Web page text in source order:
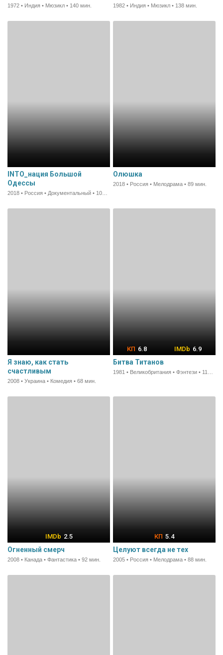
1972 • Индия • Мюзикл • 140 мин. 1982 • Индия • Мюзикл • 138 мин.
INTO_нация Большой
Одессы
Олюшка
2018 • Россия • Мелодрама • 89 мин.
Я знаю, как стать
счастливым
2008 • Украина • Комедия • 68 мин.
6.8 6.9
Битва Титанов
2.5
Огненный смерч
2008 • Канада • Фантастика • 92 мин.
5.4
Целуют всегда не тех
2005 • Россия • Мелодрама • 88 мин.